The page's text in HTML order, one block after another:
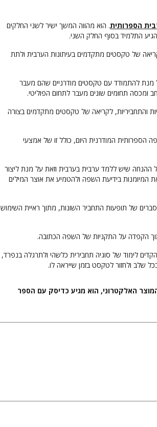
הספרותית. הוא מהווה המשך ישיר לשני החלקים
התלמיד בסוף החלק השני.
של טקסטים מתקדמים בעיתונות הערבית ולתת
מנת להתמודד עם טקסטים מודרניים שהם מעבר
ומכסה תחומים שונים מעבר לתחום הפוליטי.
והתחביריות, לקריאה של טקסטים מתקדמים בצורה
המודרנית היום, כולל זו של אמצעי
ההנחה שיש ללמד ערבית בערבית וזאת על מנת ליצור
בידיעת השפה ולהטמיע את אוצר המילים
של תופעות התחביר השונות, מתוך ראיית השימוש
הקפדה על התקניות של השפה הכתובה.
לימוד של סוגיה תחבירית כלשהי ולתרגלה בנפרד,
שלב ולחזור לטקסט בזמן שייראה לו.
האלקטרוני, הוא מגיע כדיסק עם הספר